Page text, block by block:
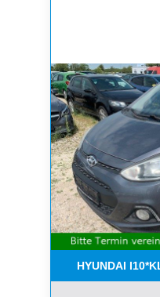
HYUNDAI